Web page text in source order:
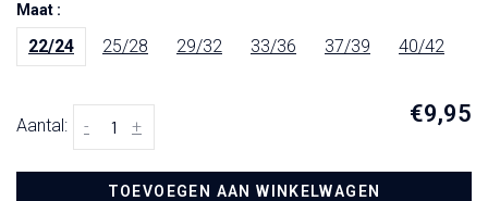
Maat :
22/24 25/28 29/32 33/36 37/39 40/42
Aantal: +
- €9,95
TOEVOEGEN AAN WINKELWAGEN